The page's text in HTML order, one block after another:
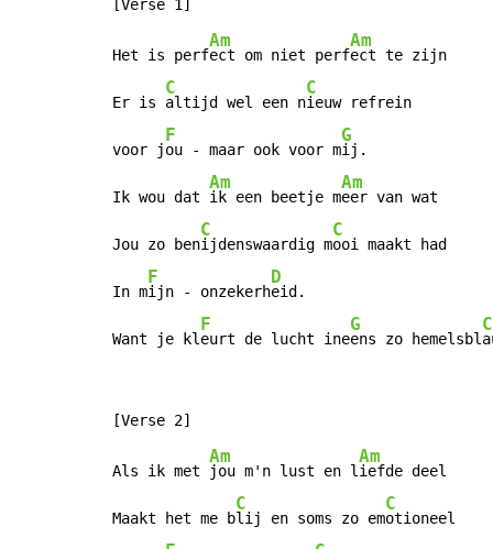
Het is perf
Am
ect om niet perf
Am
ect te zijn
Er is
C
altijd wel een n
C
ieuw refrein
voor j
F
ou - maar ook voor m
G
ij.
Ik wou dat
Am
ik een beetje m
Am
eer van wat
Jou zo ben
C
ijdenswaardig m
C
ooi maakt had
In m
F
ijn - onzekerh
D
eid.
Want je kl
F
eurt de lucht ine
G
ens zo hemelsbl
C
Als ik met
Am
jou m'n lust en l
Am
iefde deel
Maakt het me b
C
lij en soms zo em
C
otioneel